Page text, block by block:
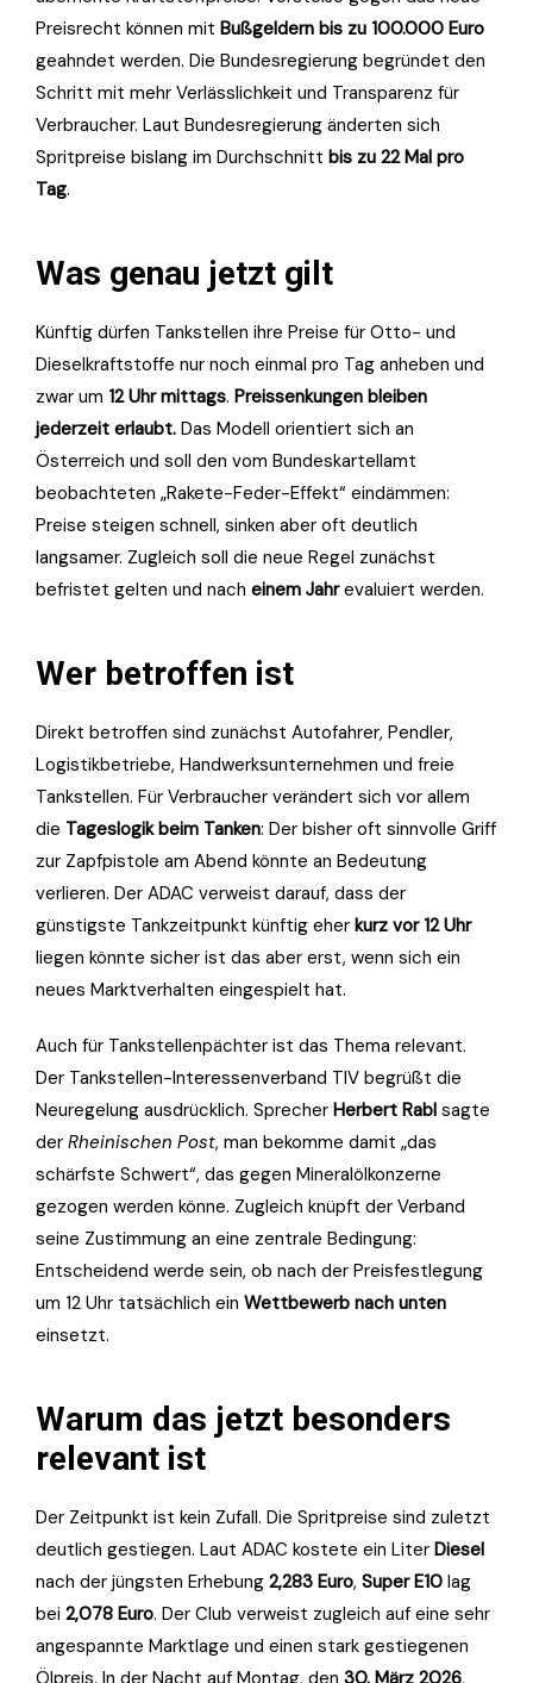
Preisrecht können mit Bußgeldern bis zu 100.000 Euro
geahndet werden. Die Bundesregierung begründet den
Schritt mit mehr Verlässlichkeit und Transparenz für
Verbraucher. Laut Bundesregierung änderten sich
Spritpreise bislang im Durchschnitt bis zu 22 Mal pro
Tag.
Was genau jetzt gilt
Künftig dürfen Tankstellen ihre Preise für Otto- und
Dieselkraftstoffe nur noch einmal pro Tag anheben und
zwar um 12 Uhr mittags. Preissenkungen bleiben
jederzeit erlaubt. Das Modell orientiert sich an
Österreich und soll den vom Bundeskartellamt
beobachteten „Rakete-Feder-Effekt“ eindämmen:
Preise steigen schnell, sinken aber oft deutlich
langsamer. Zugleich soll die neue Regel zunächst
befristet gelten und nach einem Jahrevaluiert werden.
Wer betroffen ist
Direkt betroffen sind zunächst Autofahrer, Pendler,
Logistikbetriebe, Handwerksunternehmen und freie
Tankstellen. Für Verbraucher verändert sich vor allem
die Tageslogik beim Tanken: Der bisher oft sinnvolle Griff
zur Zapfpistole am Abend könnte an Bedeutung
verlieren. Der ADAC verweist darauf, dass der
günstigste Tankzeitpunkt künftig eher kurz vor 12 Uhr
liegen könnte sicher ist das aber erst, wenn sich ein
neues Marktverhalten eingespielt hat.
Auch für Tankstellenpächter ist das Thema relevant.
Der Tankstellen-Interessenverband TIV begrüßt die
Neuregelung ausdrücklich. Sprecher Herbert Rabl sagte
der Rheinischen Post, man bekomme damit „das
schärfste Schwert“, das gegen Mineralölkonzerne
gezogen werden könne. Zugleich knüpft der Verband
seine Zustimmung an eine zentrale Bedingung:
Entscheidend werde sein, ob nach der Preisfestlegung
um 12 Uhr tatsächlich ein Wettbewerb nach unten
einsetzt.
Warum das jetzt besonders
relevant ist
Der Zeitpunkt ist kein Zufall. Die Spritpreise sind zuletzt
deutlich gestiegen. Laut ADAC kostete ein Liter Diesel
nach der jüngsten Erhebung 2,283 Euro, Super E10 lag
bei 2,078 Euro. Der Club verweist zugleich auf eine sehr
angespannte Marktlage und einen stark gestiegenen